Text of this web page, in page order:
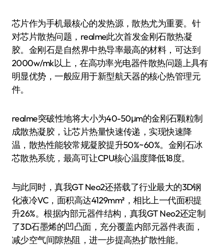
芯片作为手机最核心的发热源，散热尤为重要。针
对芯片散热问题，realme此次首发金刚石散热凝
胶。金刚石是自然界中热导率最高的材料，可达到
2000w/mk以上，在高功率光电器件散热问题上具有
明显优势，一般应用于新型航天器的核心热管理元
件。
realme突破性地将大小为40-50μm的金刚石颗粒制
成散热凝胶，让芯片热量快速传递，实现快速降
温，散热性能较常规凝胶提升50%~60%。金刚石冰
芯散热系统，最高可让CPU核心温度降低18度。
与此同时，真我GT Neo2还搭载了行业最大的3D钢
化液冷VC，面积高达4129mm²，相比上一代面积提
升26%。根据内部元器件结构，真我GT Neo2还定制
了3D石墨烯的凹凸面，充分覆盖内部元器件表面，
减少空气间隙热阻，进一步提高热扩散性能。